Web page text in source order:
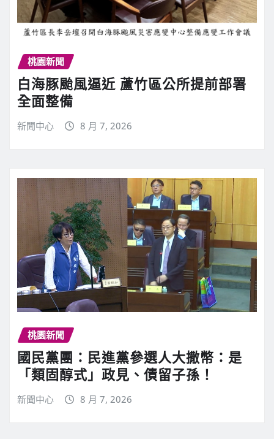
桃園新聞
白海豚颱風逼近 蘆竹區公所提前部署
全面整備
新聞中心 8 月 7, 2026
桃園新聞
國民黨團：民進黨參選人大撒幣：是
「類固醇式」政見、債留子孫！
新聞中心 8 月 7, 2026